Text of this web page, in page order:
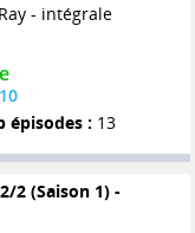
- intégrale
épisodes : 13
2 (Saison 1) -